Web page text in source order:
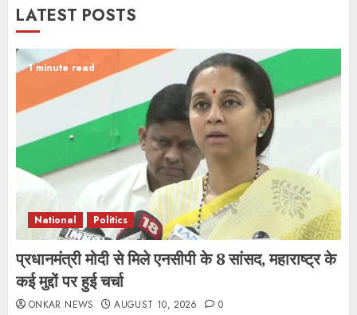
LATEST POSTS
1 minute read
National Politics
प्रधानमंत्री मोदी से मिले एनसीपी के 8 सांसद, महाराष्ट्र के
कई मुद्दों पर हुई चर्चा
ONKAR NEWS AUGUST 10, 2026 0